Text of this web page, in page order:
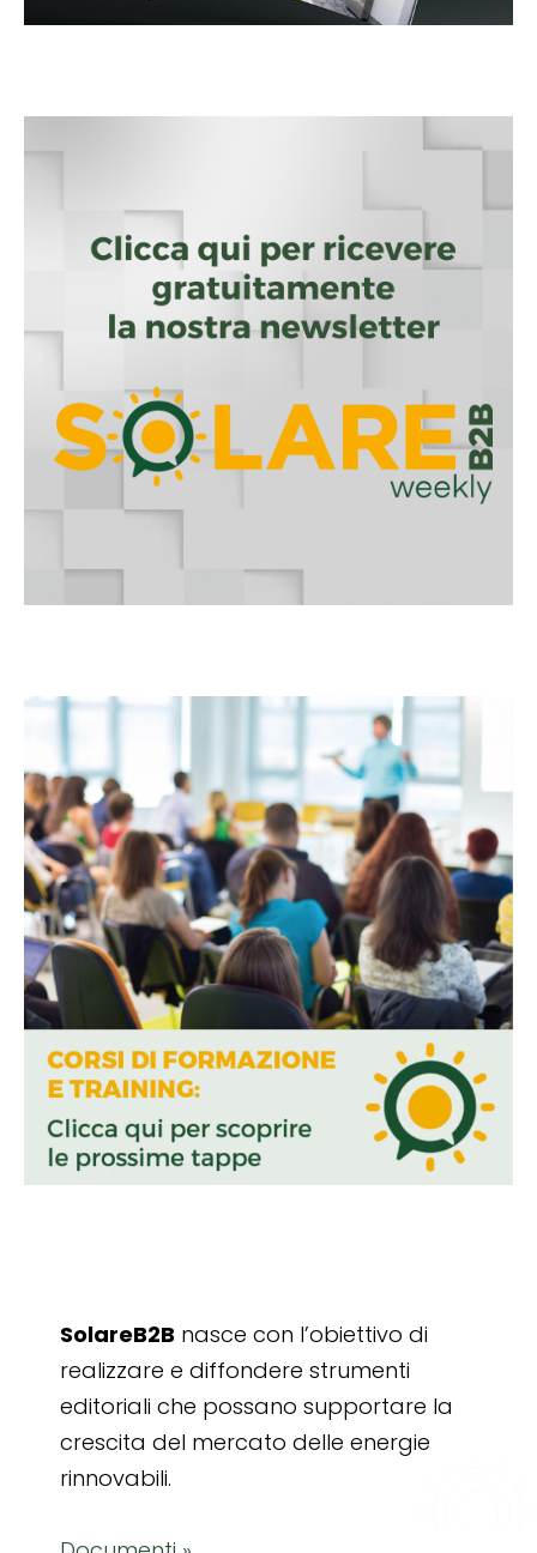
SolareB2B nasce con l’obiettivo di
realizzare e diffondere strumenti
editoriali che possano supportare la
crescita del mercato delle energie
rinnovabili.